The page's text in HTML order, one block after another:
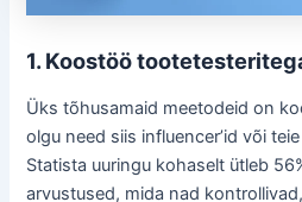
1. Koostöö
Üks tõhusamaid meetodeid on
olgu need siis influencer’id või
Statista uuringu kohaselt ütleb
arvustused, mida nad